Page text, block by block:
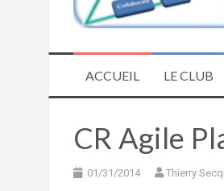
La loi de
Outil
ACCUEIL LE CLUB
CR Agile
01/31/2014 Thierry